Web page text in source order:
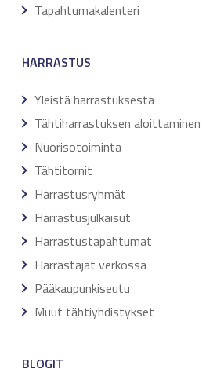
Tapahtumakalenteri
HARRASTUS
Yleistä harrastuksesta
Tähtiharrastuksen aloittaminen
Nuorisotoiminta
Tähtitornit
Harrastusryhmät
Harrastusjulkaisut
Harrastustapahtumat
Harrastajat verkossa
Pääkaupunkiseutu
Muut tähtiyhdistykset
BLOGIT